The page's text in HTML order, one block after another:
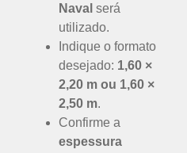
Naval será
utilizado.
Indique o formato
desejado: 1,60 ×
2,20 m ou 1,60 ×
2,50 m.
Confirme a
espessura